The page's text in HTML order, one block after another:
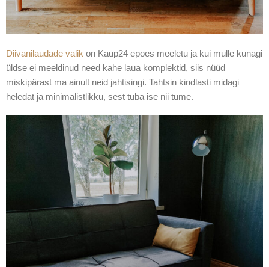
Diivanilaudade valik on Kaup24 epoes meeletu ja kui mulle kunagi
üldse ei meeldinud need kahe laua komplektid, siis nüüd
miskipärast ma ainult neid jahtisingi. Tahtsin kindlasti midagi
heledat ja minimalistlikku, sest tuba ise nii tume.